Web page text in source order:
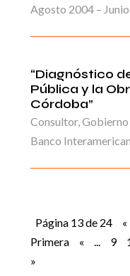
Agosto 2004 –
“Diagnóstico
Pública y la
Córdoba”
Consultor,
Banco
Página 13 de 24
«
Primera
« ... 9
»